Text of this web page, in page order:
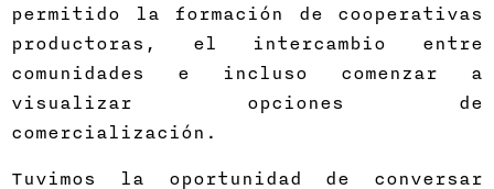
permitido la formación de cooperativas
productoras, el intercambio entre
comunidades e incluso comenzar a
visualizar opciones de
comercialización.
Tuvimos la oportunidad de conversar